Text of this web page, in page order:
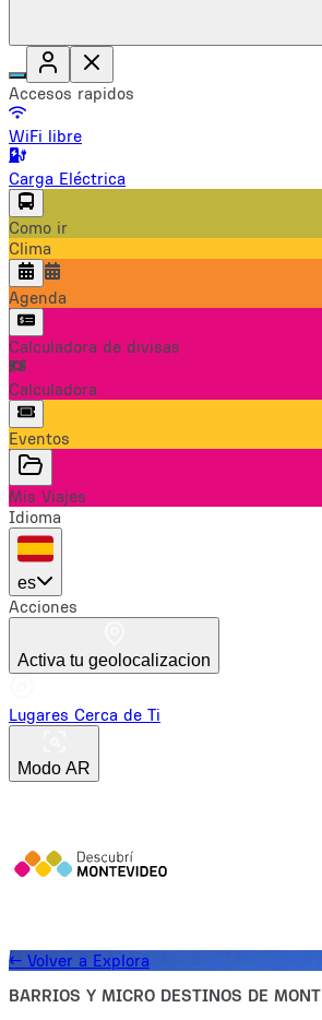
Accesos rapidos
WiFi libre
Carga Eléctrica
Como ir
Clima
Agenda
Calculadora de divisas
Calculadora
Eventos
Mis Viajes
Idioma
es
Acciones
Activa tu geolocalizacion
Lugares Cerca de Ti
Modo AR
← Volver a Explora
BARRIOS Y MICRO DESTINOS DE